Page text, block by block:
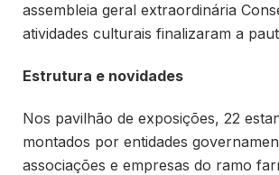
assembleia geral extraordinária
atividades culturais finalizaram a
Estrutura e novidades
Nos pavilhão de exposições, 22
montados por entidades
associações e empresas do ramo